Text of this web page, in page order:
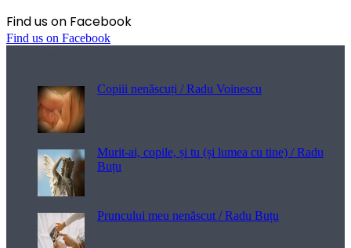
Find us on Facebook
Find us on Facebook
Copiii nenăscuți / Radu Voinescu
Murit-ai, copile, și tu (și lumea cu tine) / Radu
Buțu
Pruncului meu nenăscut / Radu Buțu